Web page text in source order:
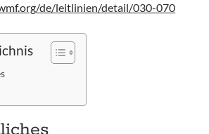
de/leitlinien/detail/030-070